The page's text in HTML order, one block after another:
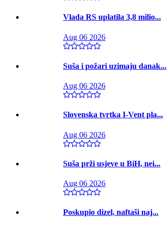
Vlada RS uplatila 3,8 milio...
Aug 06 2026
Suša i požari uzimaju danak...
Aug 06 2026
Slovenska tvrtka I-Vent pla...
Aug 06 2026
Suša prži usjeve u BiH, nei...
Aug 06 2026
Poskupio dizel, naftaši naj...